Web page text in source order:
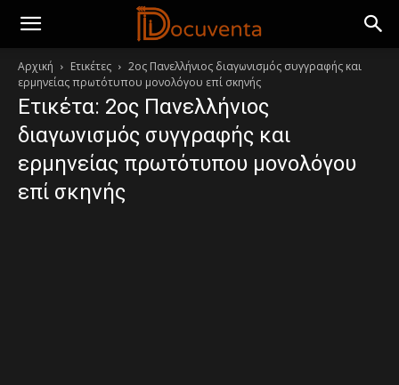
Αρχική Ετικέτες
2ος Πανελλήνιος διαγωνισμός συγγραφής και
ερμηνείας πρωτότυπου μονολόγου επί σκηνής
Ετικέτα: 2ος Πανελλήνιος
διαγωνισμός συγγραφής και
ερμηνείας πρωτότυπου μονολόγου
επί σκηνής